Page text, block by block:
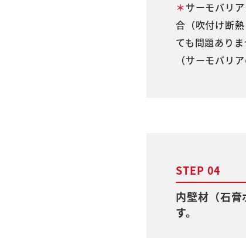
＊サーモバリ
合（吹付け断
ても問題ありま
（サーモバリ
STEP 04
内壁材（石膏
す。